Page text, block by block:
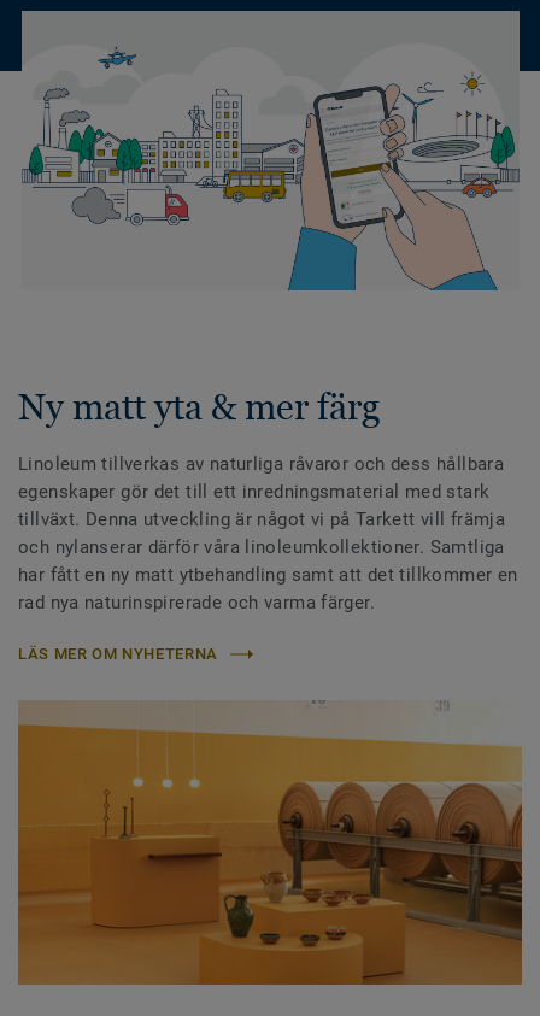
Ny matt yta & mer färg
Linoleum tillverkas av naturliga råvaror och dess hållbara
egenskaper gör det till ett inredningsmaterial med stark
tillväxt. Denna utveckling är något vi på Tarkett vill främja
och nylanserar därför våra linoleumkollektioner. Samtliga
har fått en ny matt ytbehandling samt att det tillkommer en
rad nya naturinspirerade och varma färger.
LÄS MER OM NYHETERNA